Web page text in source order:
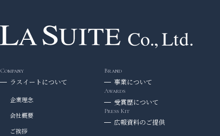
ラスイートについて
企業理念
会社概要
ご挨拶
事業について
受賞歴について
広報資料のご提供